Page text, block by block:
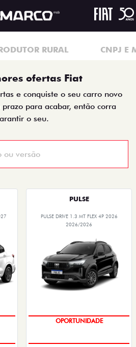
RURAL CNPJ E
ofertas Fiat
e conquiste o seu carro novo
para acabar, então corra
o seu.
PULSE
PULSE DRIVE 1.3 MT FLEX 4P 2026
2026/2026
NOVA VERSÃO